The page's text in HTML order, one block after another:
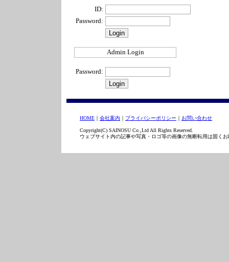
ID:
Password:
Admin Login
Password:
HOME ｜ 会社案内 ｜ プライバシーポリシー ｜ お問い合わせ
Copyright(C) SAINOSU Co.,Ltd All Rights Reserved.
ウェブサイト内の記事や写真・ロゴ等の画像の無断転用は固く